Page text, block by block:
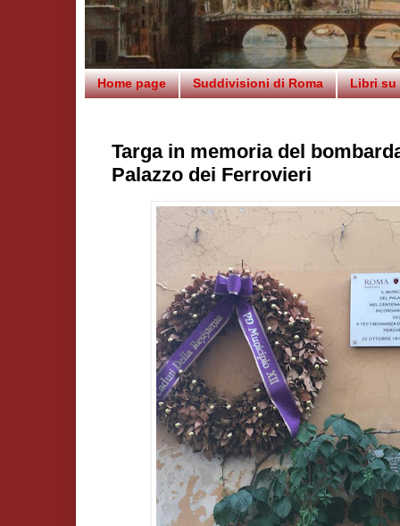
Home page Suddivisioni di Roma Libri su
Targa in memoria del
Palazzo dei Ferrovieri